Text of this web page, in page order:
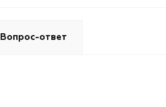
Вопрос-ответ